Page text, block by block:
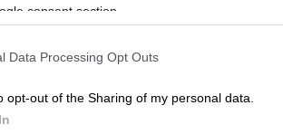
consent section.
Data Processing Opt Outs
opt-out of the Sharing of my personal data.
το ΕΘΝΟΣ στη Google